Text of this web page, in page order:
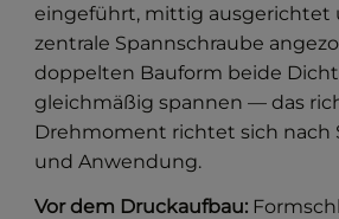
eingeführt, mittig ausgerichtet
zentrale Spannschraube
doppelten Bauform beide
gleichmäßig spannen — das
Drehmoment richtet sich nach
und Anwendung.
Vor dem Druckaufbau: